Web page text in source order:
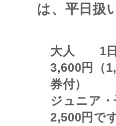
は、平日扱
大人 1日
3,600円（
券付）
ジュニア・
2,500円で